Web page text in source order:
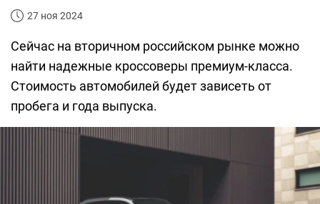
27 ноя 2024
Сейчас на вторичном российском рынке можно
найти надежные кроссоверы премиум-класса.
Стоимость автомобилей будет зависеть от
пробега и года выпуска.